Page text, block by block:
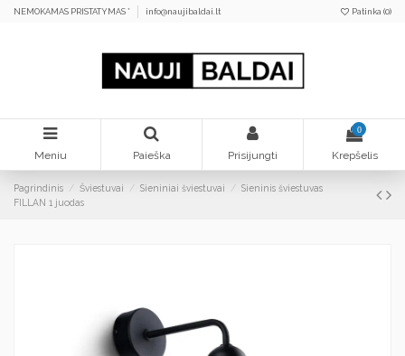
NEMOKAMAS PRISTATYMAS * info@naujibaldai.lt Patinka (0)
Meniu Paieška Prisijungti
0
Krepšelis
Pagrindinis Šviestuvai Sieniniai šviestuvai
Sieninis šviestuvas
FILLAN 1 juodas